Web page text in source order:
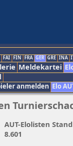
FAI FIN FRA GER GRE INA
Meldekartei
anmelden Elo
AUT-Elolisten
8.601